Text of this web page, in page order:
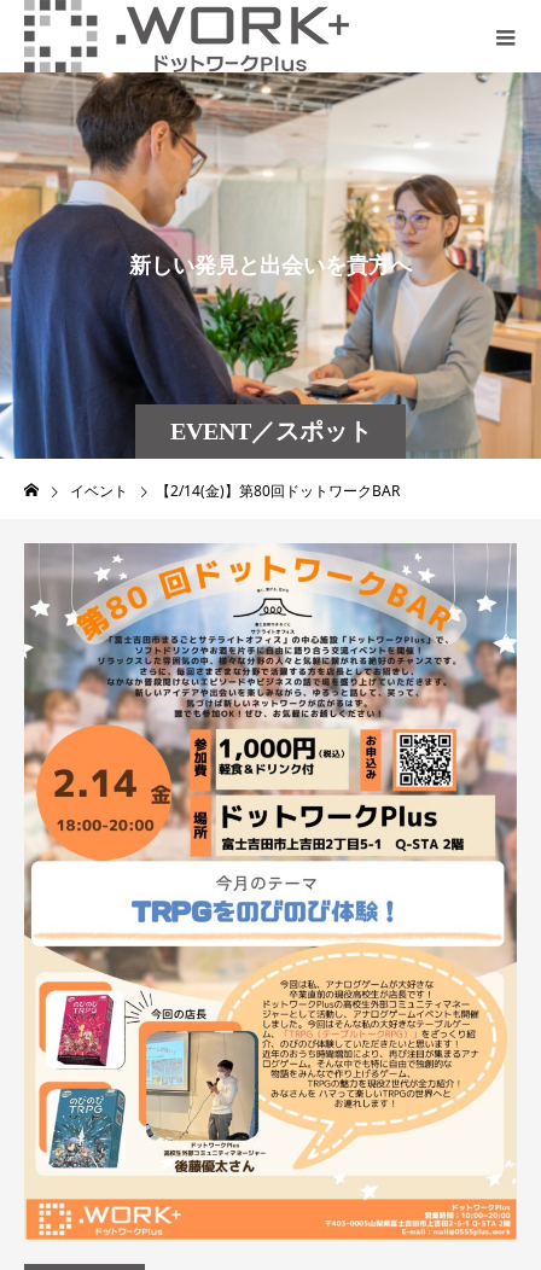
EVENT／スポット
店長紹介
新しい発見と 出会いを貴方 へ
イベント 【2/14(金)】第80回ドットワークBAR